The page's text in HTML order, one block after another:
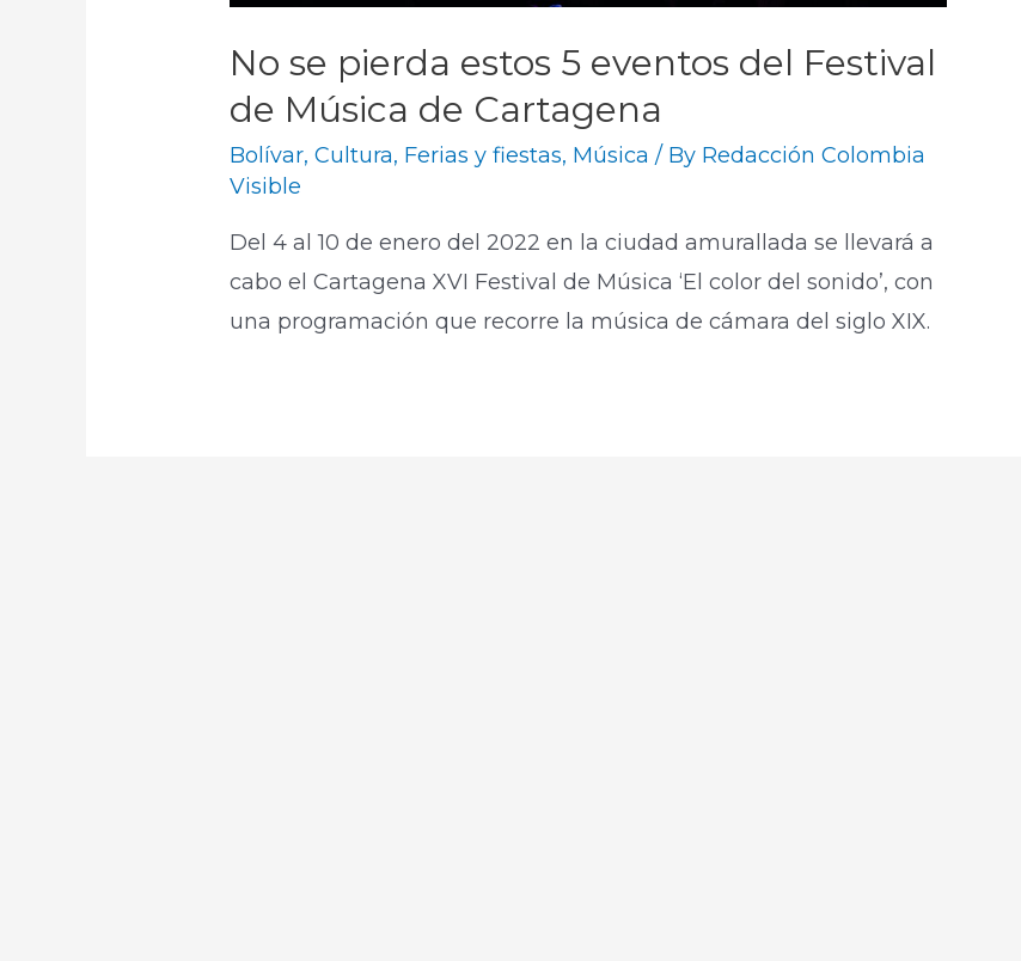
No se pierda estos 5 eventos del Festival
de Música de Cartagena
Bolívar,Cultura, Ferias y fiestas, Música / By Redacción Colombia
Visible
Del 4 al 10 de enero del 2022 en la ciudad amurallada se llevará a
cabo el Cartagena XVI Festival de Música ‘El color del sonido’, con
una programación que recorre la música de cámara del siglo XIX.